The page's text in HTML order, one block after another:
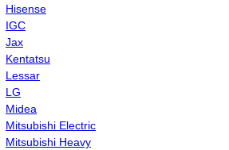
Hisense
IGC
Jax
Kentatsu
Lessar
LG
Midea
Mitsubishi Electric
Mitsubishi Heavy